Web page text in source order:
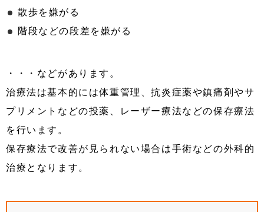
散歩を嫌がる
階段などの段差を嫌がる
・・・などがあります。
治療法は基本的には体重管理、抗炎症薬や鎮痛剤やサ
プリメントなどの投薬、レーザー療法などの保存療法
を行います。
保存療法で改善が見られない場合は手術などの外科的
治療となります。